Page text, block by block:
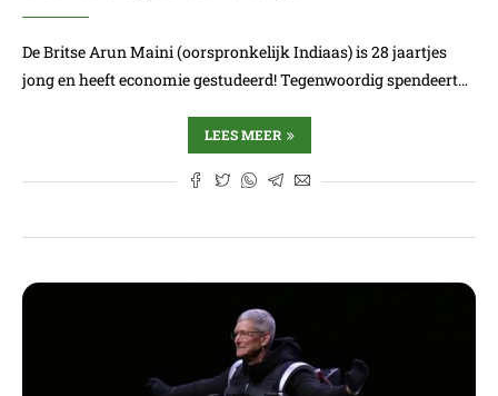
De Britse Arun Maini (oorspronkelijk Indiaas) is 28 jaartjes
jong en heeft economie gestudeerd! Tegenwoordig spendeert…
LEES MEER